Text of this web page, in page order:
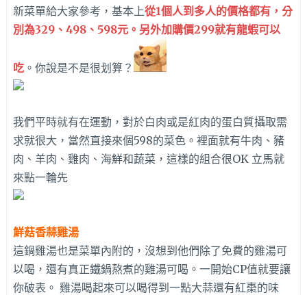
新菜單給大家參考，基本上從1個人到多人的價格都有，分
別為329、498、598元。另外加購價299就有龍蝦可以
吃。你說是不是很划算？
我們平時就有在運動，對於白肉或是紅肉的蛋白質攝取需
求就很大，當然直接來個598的菜色。裡面就有牛肉、豬
肉、羊肉、雞肉、海鮮和蔬菜，這樣的組合很OK 立馬就
來點一輪先
鮮菇香蒜雞湯
這鍋雞湯也是菜單內附的，沒想到他們除了免費的雞湯可
以喝，還有真正鐵鍋熬煮的雞湯可喝。一開始CP值就要讓
你破表。 雞湯喝起來可以喝得到一點大蒜還有紅棗的味